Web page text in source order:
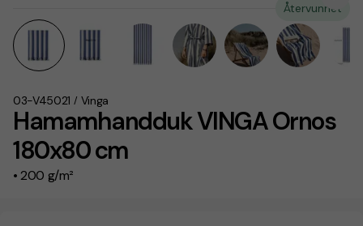
Hamamhandduk VINGA Ornos
180x80 cm
• 200 g/m²
03-V45021 / Vinga
Återvunnet